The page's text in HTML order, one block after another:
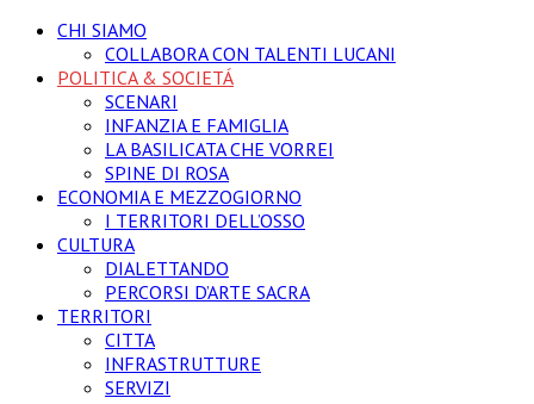
CHI SIAMO
COLLABORA CON TALENTI LUCANI
POLITICA & SOCIETÁ
SCENARI
INFANZIA E FAMIGLIA
LA BASILICATA CHE VORREI
SPINE DI ROSA
ECONOMIA E MEZZOGIORNO
I TERRITORI DELL’OSSO
CULTURA
DIALETTANDO
PERCORSI D’ARTE SACRA
TERRITORI
CITTA
INFRASTRUTTURE
SERVIZI